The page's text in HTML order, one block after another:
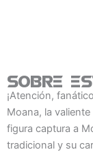
Sobre
¡Atención,
Moana, la
figura captura a
tradicional y su